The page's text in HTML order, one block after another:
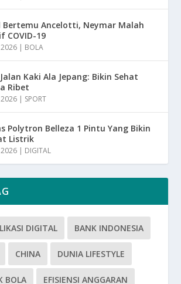
Bertemu Ancelotti, Neymar Malah
COVID-19
| BOLA
Kaki Ala Jepang: Bikin Sehat
Ribet
| SPORT
Polytron Belleza 1 Pintu Yang Bikin
Listrik
| DIGITAL
DIGITAL BANK INDONESIA
CHINA DUNIA LIFESTYLE
BOLA EFISIENSI ANGGARAN